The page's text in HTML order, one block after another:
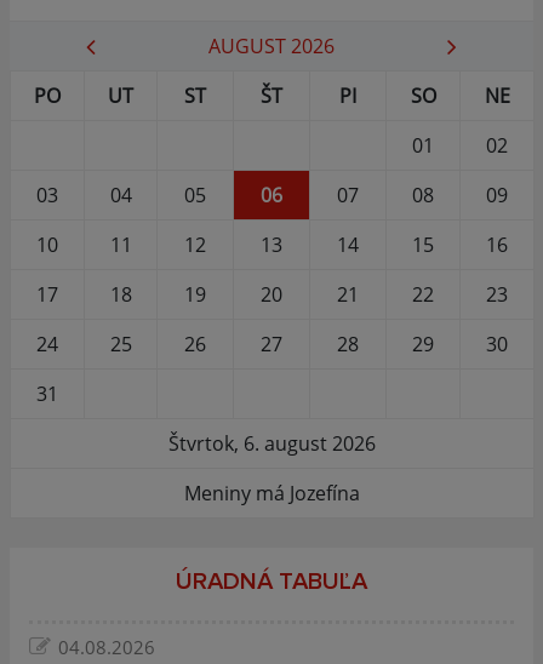
AUGUST 2026
PO
UT ST ŠT PI SO
NE
01
02
03
04 05 06 07 08
09
10
11 12 13 14 15
16
17
18 19 20 21 22
23
24
25 26 27 28 29
30
31
Štvrtok, 6. august 2026
Meniny má Jozefína
ÚRADNÁ TABUĽA
04.08.2026